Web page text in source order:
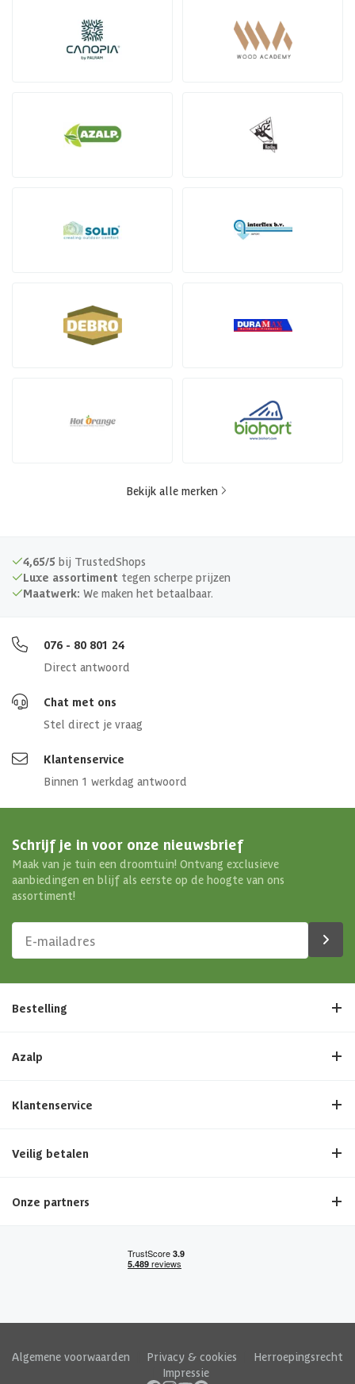
Bekijk alle merken
4,65/5 bij TrustedShops
Luxe assortiment tegen scherpe prijzen
Maatwerk: We maken het betaalbaar.
076 - 80 801 24
Direct antwoord
Chat met ons
Stel direct je vraag
Klantenservice
Binnen 1 werkdag antwoord
Schrijf je in voor onze nieuwsbrief
Maak van je tuin een droomtuin! Ontvang exclusieve
aanbiedingen en blijf als eerste op de hoogte van ons
assortiment!
Bestelling
Azalp
Klantenservice
Veilig betalen
Onze partners
Algemene voorwaarden Privacy & cookies
Herroepingsrecht
Impressie